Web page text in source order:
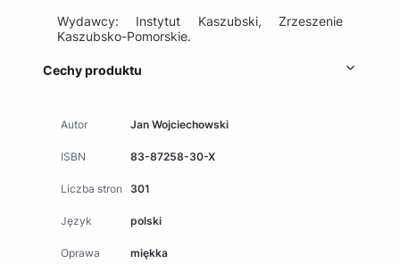
Wydawcy: Instytut Kaszubski, Zrzeszenie
Kaszubsko-Pomorskie.
Cechy produktu
Autor Jan Wojciechowski
ISBN 83-87258-30-X
Liczba stron 301
Język polski
Oprawa miękka